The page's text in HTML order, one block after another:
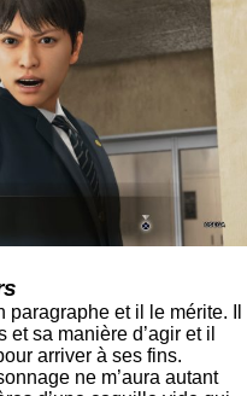
et il le mérite. Il
sa manière d’agir et il
arriver à ses fins.
ne m’aura autant